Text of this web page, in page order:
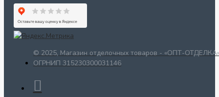
© 2025, Магазин отделочных товаров - «ОПТ-
ОГРНИП 315230300031146